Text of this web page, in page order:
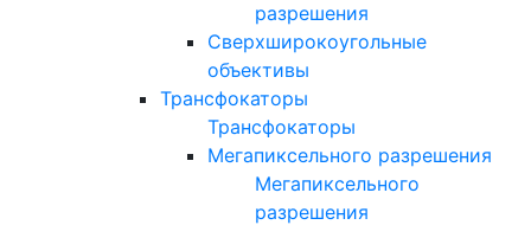
разрешения
Сверхширокоугольные
объективы
Трансфокаторы
Трансфокаторы
Мегапиксельного разрешения
Мегапиксельного
разрешения